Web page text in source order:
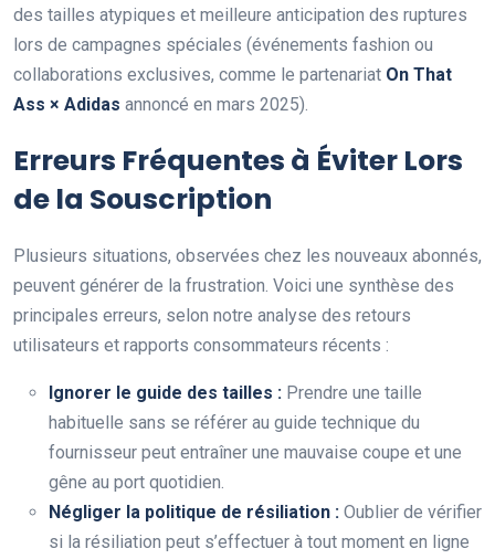
des tailles atypiques et meilleure anticipation des ruptures
lors de campagnes spéciales (événements fashion ou
collaborations exclusives, comme le partenariat On That
Ass × Adidas annoncé en mars 2025).
Erreurs Fréquentes à Éviter Lors
de la Souscription
Plusieurs situations, observées chez les nouveaux abonnés,
peuvent générer de la frustration. Voici une synthèse des
principales erreurs, selon notre analyse des retours
utilisateurs et rapports consommateurs récents :
Ignorer le guide des tailles : Prendre une taille
habituelle sans se référer au guide technique du
fournisseur peut entraîner une mauvaise coupe et une
gêne au port quotidien.
Négliger la politique de résiliation : Oublier de vérifier
si la résiliation peut s’effectuer à tout moment en ligne